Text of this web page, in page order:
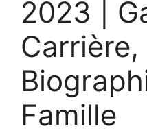
2023 |
Carrière,
Famille